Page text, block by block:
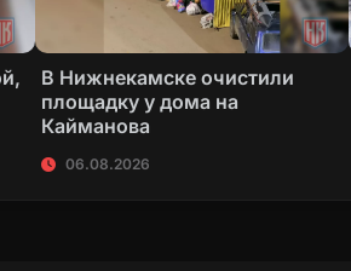
В Нижнекамске очистили
площадку у дома на
Кайманова
06.08.2026